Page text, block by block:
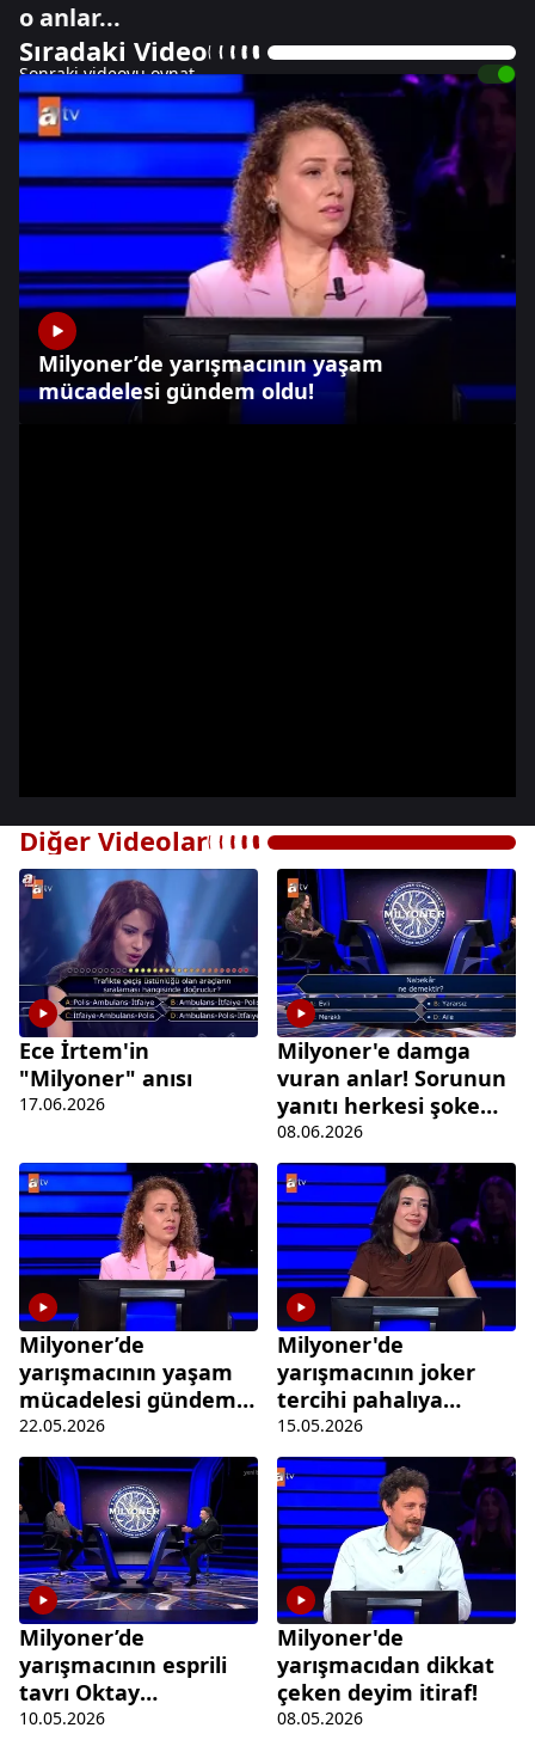
o anlar...
Sıradaki Video
Sonraki videoyu oynat
Milyoner’de yarışmacının yaşam
mücadelesi gündem oldu!
Diğer Videolar
Ece İrtem'in
"Milyoner" anısı
17.06.2026
Milyoner'e damga
vuran anlar! Sorunun
yanıtı herkesi şoke
etti
08.06.2026
Milyoner’de
yarışmacının yaşam
mücadelesi gündem
oldu!
22.05.2026
Milyoner'de
yarışmacının joker
tercihi pahalıya
patladı!
15.05.2026
Milyoner’de
yarışmacının esprili
tavrı Oktay
Kaynarca’yı
10.05.2026
Milyoner'de
yarışmacıdan dikkat
çeken deyim itiraf!
08.05.2026